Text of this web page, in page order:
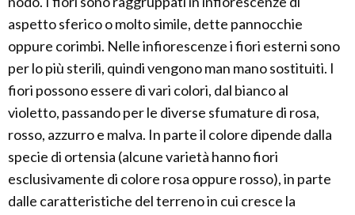
aspetto sferico o molto simile, dette pannocchie
oppure corimbi. Nelle infiorescenze i fiori esterni sono
per lo più sterili, quindi vengono man mano sostituiti. I
fiori possono essere di vari colori, dal bianco al
violetto, passando per le diverse sfumature di rosa,
rosso, azzurro e malva. In parte il colore dipende dalla
specie di ortensia (alcune varietà hanno fiori
esclusivamente di colore rosa oppure rosso), in parte
dalle caratteristiche del terreno in cui cresce la